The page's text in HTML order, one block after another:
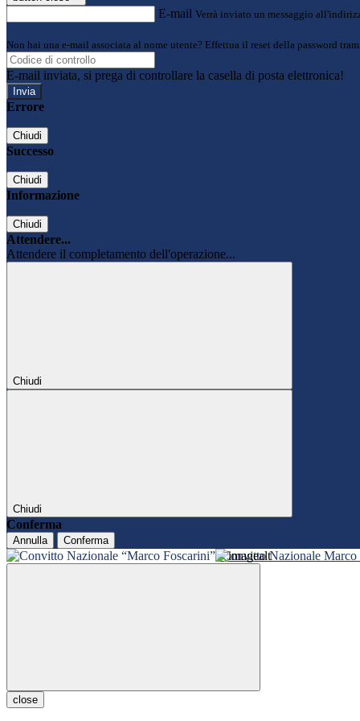
E-mail Verrà inviato un messaggio
Non hai una e-mail associata al nome utente? Effettua il reset della password
E-mail inviata, si prega di controllare la casella di posta elettronica!
Errore
Chiudi
Successo
Chiudi
Informazione
Chiudi
Attendere...
Attendere il completamento dell'operazione...
Chiudi
Chiudi
Conferma
Annulla Conferma
Convitto Nazionale Marco
close